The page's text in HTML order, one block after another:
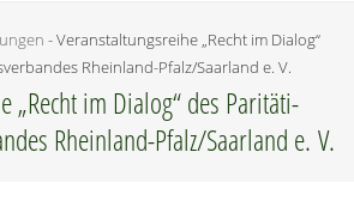
-Ver­an­stal­tungs­rei­he „Recht im Dia­log“
Rhein­land-Pfal­z/­Saar­land e. V.
„Recht im Dia­log“ des Pari­tä­ti­
Rhein­land-Pfal­z/­Saar­land e. V.